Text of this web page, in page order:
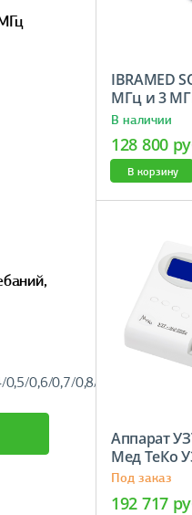
0,6/0,7/0,8/0,9/1,0
IBRAMED
МГц и 3
В наличии
128 800
В корзину
Аппарат
Мед ТеКо
Под заказ
192 717